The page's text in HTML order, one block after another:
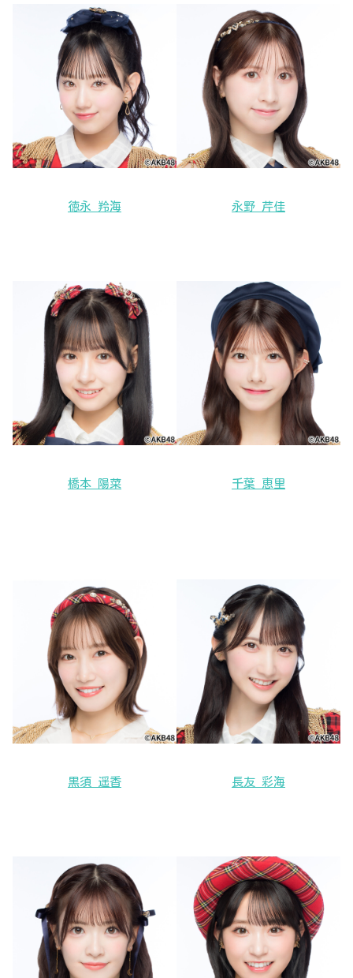
徳永 羚海 永野 芹佳
橋本 陽菜 千葉 恵里
黒須 遥香 長友 彩海